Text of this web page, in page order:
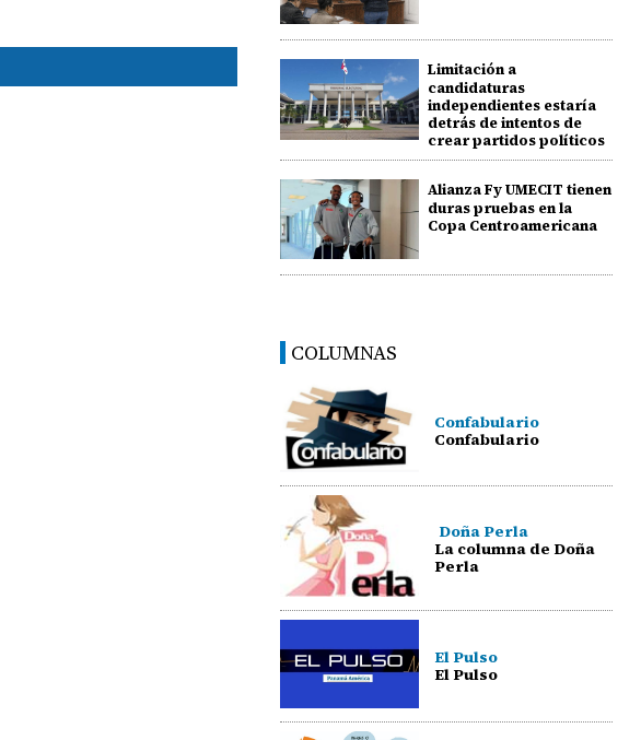
Limitación a
candidaturas
independientes estaría
detrás de intentos de
crear partidos políticos
Alianza Fy UMECIT tienen
duras pruebas en la
Copa Centroamericana
COLUMNAS
Confabulario
Confabulario
Doña Perla
La columna de Doña
Perla
El Pulso
El Pulso